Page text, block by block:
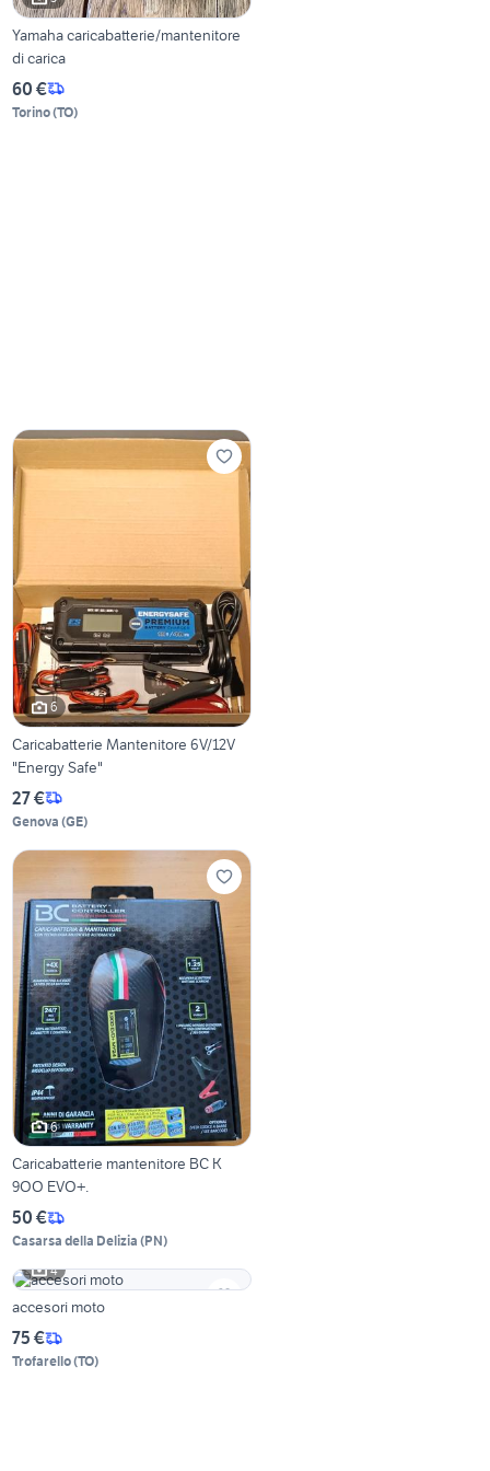
Yamaha caricabatterie/mantenitore
di carica
60 €
Torino(TO)
6
Caricabatterie Mantenitore 6V/12V
"Energy Safe"
27 €
Genova (GE)
6
Caricabatterie mantenitore BC K
9OO EVO+.
50 €
Casarsa della Delizia (PN)
4
accesori moto
75 €
Trofarello(TO)